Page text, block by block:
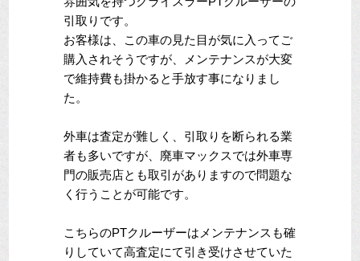
引取りです。
お客様は、この車の見た目が気に入ってご
購入されそうですが、メンテナンスが大変
で維持費も掛かると手放す事になりまし
た。
外車は査定が難しく、引取りを断られる業
者も多いですが、廃車マックスでは外車専
門の販売店とも取引がありますので問題な
く行うことが可能です。
こちらのPTクルーザーはメンテナンスも確
りしていて高査定にて引き受けさせていた